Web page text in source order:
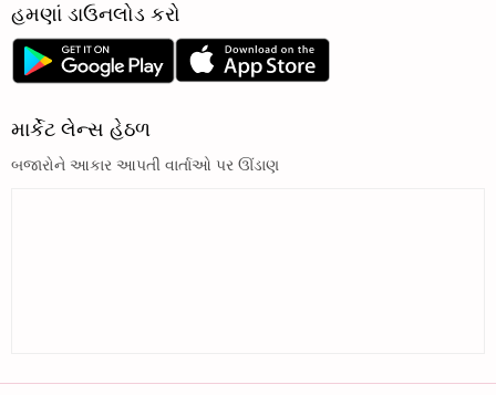
હમણાં ડાઉનલોડ કરો
માર્કેટ લેન્સ હેઠળ
બજારોને આકાર આપતી વાર્તાઓ પર ઊંડાણ